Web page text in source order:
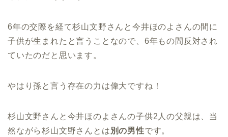
6年の交際を経て杉山文野さんと今井ほのよさんの間に
子供が生まれたと言うことなので、6年もの間反対され
ていたのだと思います。
やはり孫と言う存在の力は偉大ですね！
杉山文野さんと今井ほのよさんの子供2人の父親は、当
然ながら杉山文野さんとは 別の男性です。